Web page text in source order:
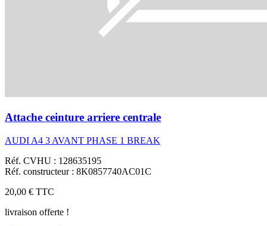
Attache ceinture arriere centrale
AUDI A4 3 AVANT PHASE 1 BREAK
Réf. CVHU : 128635195
Réf. constructeur : 8K0857740AC01C
20,00 € TTC
livraison offerte !